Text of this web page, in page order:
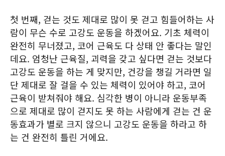
첫 번째, 걷는 것도 제대로 많이 못 걷고 힘들어하는 사
람이 무슨 수로 고강도 운동을 하겠어요. 기초 체력이
완전히 무너졌고, 코어 근육도 다 상태 안 좋다는 말인
데요. 엄청난 근육질, 괴력을 갖고 싶다면 걷는 것보다
고강도 운동을 하는 게 맞지만, 건강을 챙길 거라면 일
단 제대로 잘 걸을 수 있는 체력이 있어야 하고, 코어
근육이 받쳐줘야 해요. 심각한 병이 아니라 운동부족
으로 제대로 많이 걷지도 못 하는 사람에게 걷는 건 운
동효과가 별로 크지 않으니 고강도 운동을 하라고 하
는 건 완전히 틀린 거에요.